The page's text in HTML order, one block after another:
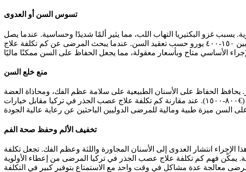
تسوس السن أو العدوى
يسبب غزو البكتيريا التهاب اللب، مما يثير ألمًا شديدًا وحساسية. عندما يصل
التسوس إلى هذه المرحلة المتقدمة، يصبح علاج عصب الجذر البديل الوحيد عن الخلع. تتراوح تكلفة علاج عصب الجذر في تركيا بين ١٥٠-٤٠٠ يورو حسب تعقيد السن. عندما يبحث المرضى عن كم تكلفة علاج
منع خلع السن
يحافظ الحفاظ على الأسنان الطبيعية على سلامة عظم الفك، ومحاذاة العضة
السليمة، والجماليات الوجهية. تكلفة علاج عصب الجذر في تركيا بين ٢٠٠-٣٥٠ يورو أقل بكثير من الخلع متبوعًا بزراعة سن (€٨٠٠-١٥٠٠). عند مقارنة كم تكلفة علاج عصب الجذر في تركيا مقابل خيارات
تخفيف الألم وحفظ صحة الفم
الإجراء انتشار العدوى إلى الأسنان المجاورة واللثة وعظم الفك. تجعل تكلفة
يمكّن فهم كم تكلفة علاج عصب الجذر في تركيا المرضى من إعطاء الأولوية